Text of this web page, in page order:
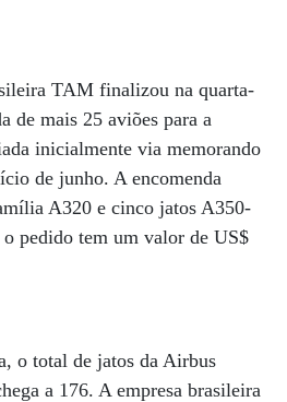
TAM finalizou na quarta-
de mais 25 aviões para a
inicialmente via memorando
de junho. A encomenda
A320 e cinco jatos A350-
pedido tem um valor de US$
o total de jatos da Airbus
a 176. A empresa brasileira